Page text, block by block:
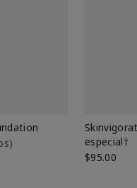
especial†
$95.00